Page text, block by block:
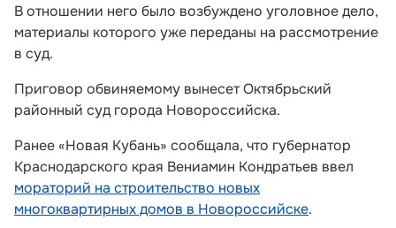
В отношении него было возбуждено уголовное дело,
материалы которого уже переданы на рассмотрение
в суд.
Приговор обвиняемому вынесет Октябрьский
районный суд города Новороссийска.
Ранее «Новая Кубань» сообщала, что губернатор
Краснодарского края Вениамин Кондратьев ввел
мораторий на строительство новых
многоквартирных домов в Новороссийске.